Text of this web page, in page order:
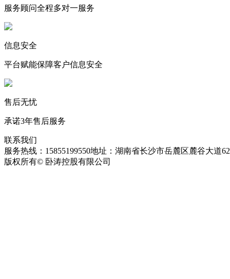
服务顾问全程多对一服务
信息安全
平台赋能保障客户信息安全
售后无忧
承诺3年售后服务
联系我们
服务热线：15855199550地址：湖南省长沙市岳麓区麓谷大道
版权所有© 卧涛控股有限公司